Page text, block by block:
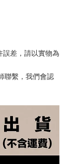
差，請以實物為
聯繫，我們會認